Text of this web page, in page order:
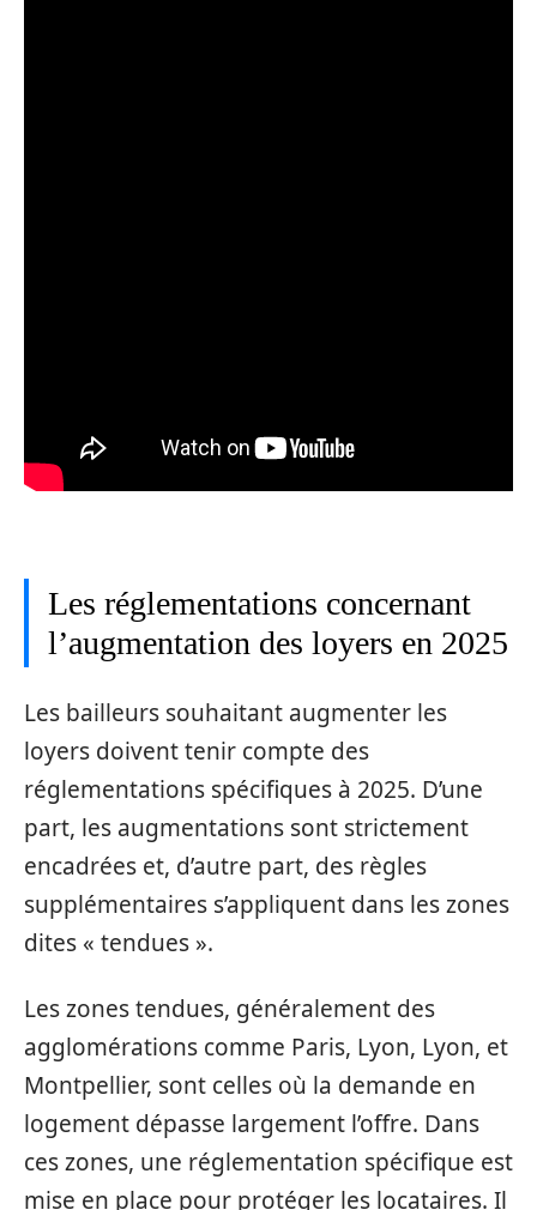
Les réglementations concernant
l’augmentation des loyers en 2025
Les bailleurs souhaitant augmenter les
loyers doivent tenir compte des
réglementations spécifiques à 2025. D’une
part, les augmentations sont strictement
encadrées et, d’autre part, des règles
supplémentaires s’appliquent dans les zones
dites « tendues ».
Les zones tendues, généralement des
agglomérations comme Paris, Lyon, Lyon, et
Montpellier, sont celles où la demande en
logement dépasse largement l’offre. Dans
ces zones, une réglementation spécifique est
mise en place pour protéger les locataires. Il